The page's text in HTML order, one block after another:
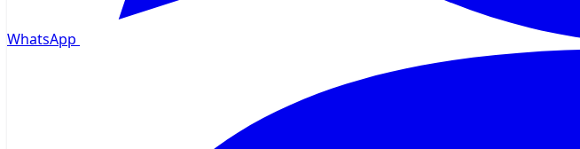
WhatsApp